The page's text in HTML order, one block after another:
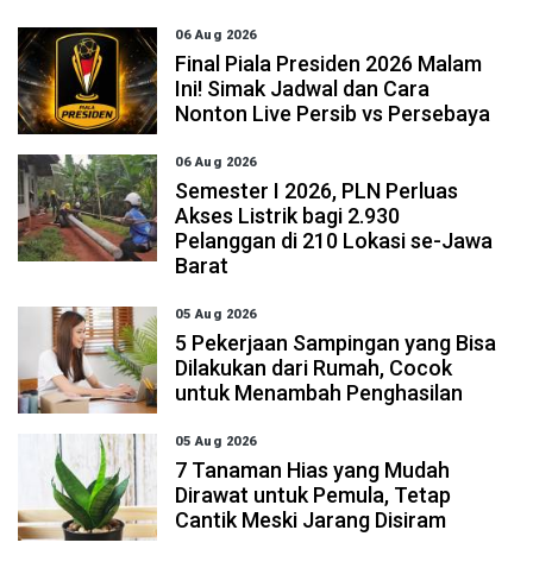
06 Aug 2026
Final Piala Presiden 2026 Malam
Ini! Simak Jadwal dan Cara
Nonton Live Persib vs Persebaya
06 Aug 2026
Semester I 2026, PLN Perluas
Akses Listrik bagi 2.930
Pelanggan di 210 Lokasi se-Jawa
Barat
05 Aug 2026
5 Pekerjaan Sampingan yang Bisa
Dilakukan dari Rumah, Cocok
untuk Menambah Penghasilan
05 Aug 2026
7 Tanaman Hias yang Mudah
Dirawat untuk Pemula, Tetap
Cantik Meski Jarang Disiram